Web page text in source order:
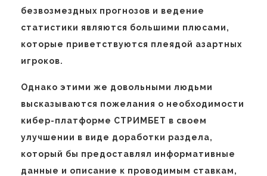
безвозмездных прогнозов и ведение
статистики являются большими плюсами,
которые приветствуются плеядой азартных
игроков.
Однако этими же довольными людьми
высказываются пожелания о необходимости
кибер-платформе СТРИМБЕТ в своем
улучшении в виде доработки раздела,
который бы предоставлял информативные
данные и описание к проводимым ставкам,